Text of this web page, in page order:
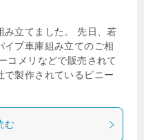
み立てました。 先日、若
イプ車庫組み立てのご相
コメリなどで販売されて
で製作されているビニー
む